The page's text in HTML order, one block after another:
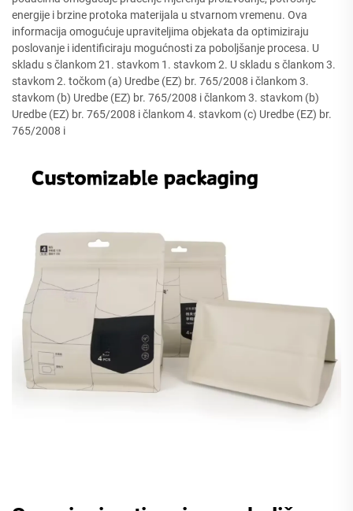
energije i brzine protoka materijala u stvarnom vremenu. Ova
informacija omogućuje upraviteljima objekata da optimiziraju
poslovanje i identificiraju mogućnosti za poboljšanje procesa. U
skladu s člankom 21. stavkom 1. stavkom 2. U skladu s člankom 3.
stavkom 2. točkom (a) Uredbe (EZ) br. 765/2008 i člankom 3.
stavkom (b) Uredbe (EZ) br. 765/2008 i člankom 3. stavkom (b)
Uredbe (EZ) br. 765/2008 i člankom 4. stavkom (c) Uredbe (EZ) br.
765/2008 i